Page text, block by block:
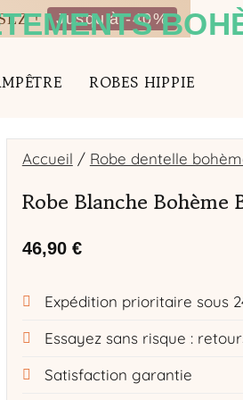
! Jusqu'à -40%
ROBES HIPPIE
Accueil / Robe dentelle
Robe Blanche Bohème
46,90 €
Expédition prioritaire sous
Essayez sans risque :
Satisfaction garantie